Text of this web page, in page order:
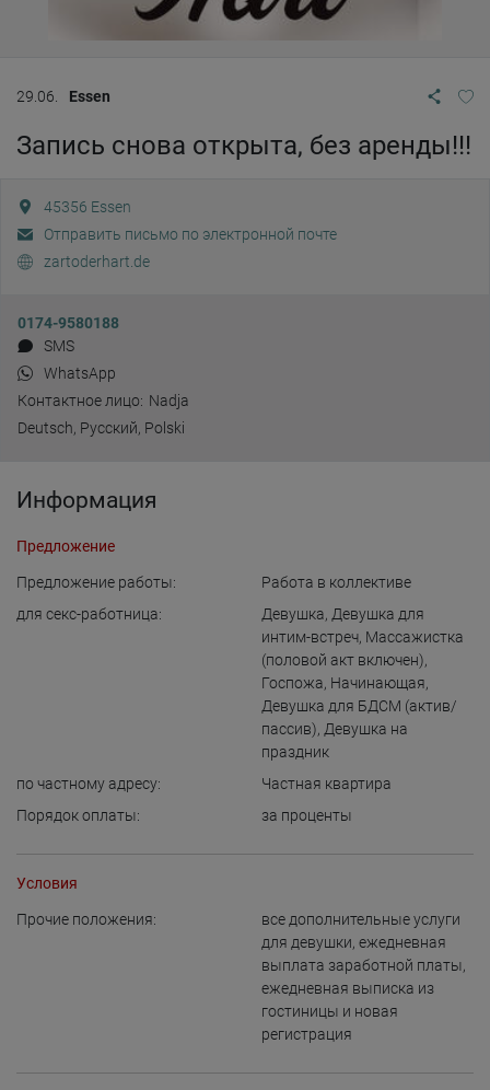
29.06. Essen
Запись снова открыта, без аренды!!!
45356 Essen
Отправить письмо по электронной почте
zartoderhart.de
0174-9580188
SMS
WhatsApp
Контактное лицо: Nadja
Deutsch, Pусский, Polski
Информация
Предложение
Предложение работы:
Работа в коллективе
для cекс-работница:
Девушка, Девушка для
интим-встреч, Массажистка
(половой акт включен),
Госпожа, Начинающая,
Девушка для БДСМ (актив/
пассив), Девушка на
праздник
по частному адресу:
Частная квартира
Порядок оплаты:
за проценты
Условия
Прочие положения:
все дополнительные услуги
для девушки, ежедневная
выплата заработной платы,
ежедневная выписка из
гостиницы и новая
регистрация